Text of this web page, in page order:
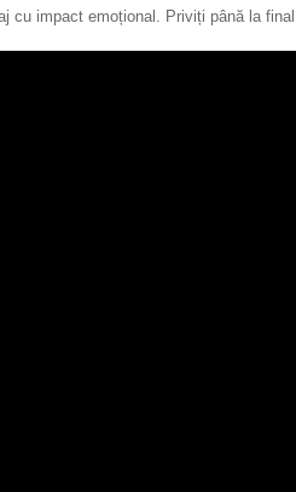
cu impact emoțional. Priviți până la